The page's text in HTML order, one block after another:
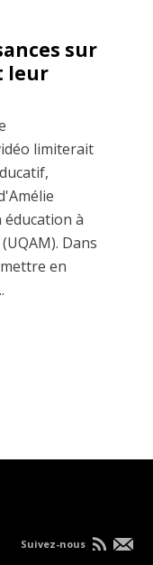
sur
leur
limiterait
à
Dans
en
Suivez-nous